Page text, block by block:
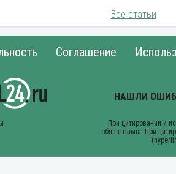
Все статьи
Соглашение